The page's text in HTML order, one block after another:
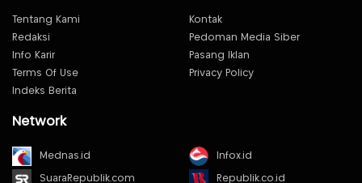
Tentang Kami
Kontak
Redaksi
Pedoman Media Siber
Info Karir
Pasang Iklan
Terms Of Use
Privacy Policy
Indeks Berita
Network
Mednas.id Infox.id
SuaraRepublik.com Republik.co.id